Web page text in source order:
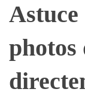
Astuce
photos